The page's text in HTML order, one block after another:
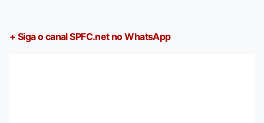
+ Siga o canal SPFC.net no WhatsApp